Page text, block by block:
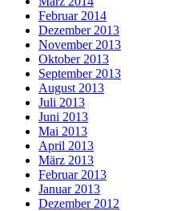
Februar 2014
Dezember 2013
November 2013
Oktober 2013
September 2013
August 2013
Juli 2013
Juni 2013
Mai 2013
April 2013
März 2013
Februar 2013
Januar 2013
Dezember 2012